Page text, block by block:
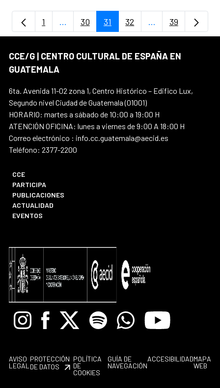
Página
1 ...Páginas intermedias Use TAB para
Página
30 Página
31 Página
32 ...PáginasPágina
39
CCE/G | CENTRO CULTURAL DE ESPAÑA EN
GUATEMALA
6ta. Avenida 11-02 zona 1, Centro Histórico – Edifico Lux,
Segundo nivel Ciudad de Guatemala (01001)
HORARIO: martes a sábado de 10:00 a 19:00 H
ATENCIÓN OFICINA: lunes a viernes de 9:00 A 18:00 H
Correo electrónico : info.cc.guatemala@aecid.es
Teléfono: 2377-2200
CCE
PARTICIPA
PUBLICACIONES
ACTUALIDAD
EVENTOS
InstagramFacebook
X Spotify WhatsappYoutube
AVISO
LEGAL
PROTECCIÓN
DE DATOS
POLÍTICA
DE
COOKIES
GUÍA DE
NAVEGACIÓN
ACCESIBILIDADMAPA
WEB